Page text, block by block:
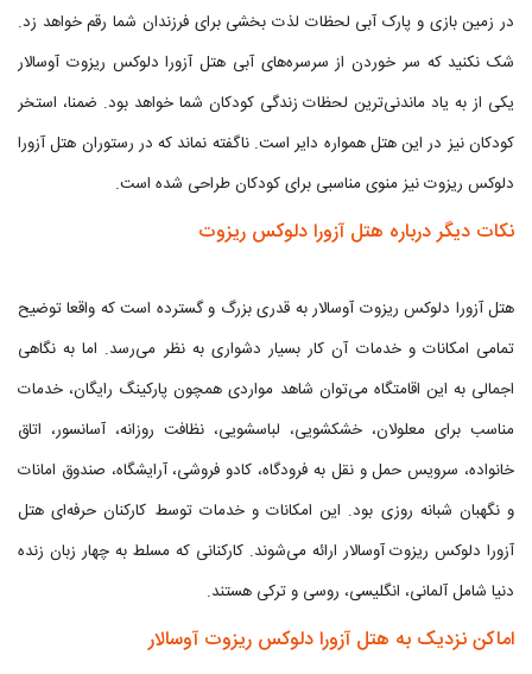
در زمین بازی و پارک آبی لحظات لذت بخشی برای فرزندان شما رقم خواهد زد.
شک نکنید که سر خوردن از سرسره‌های آبی هتل آزورا دلوکس ریزوت آوسالار
یکی از به یاد ماندنی‌ترین لحظات زندگی کودکان شما خواهد بود. ضمنا، استخر
کودکان نیز در این هتل همواره دایر است. ناگفته نماند که در رستوران هتل آزورا
دلوکس ریزوت نیز منوی مناسبی برای کودکان طراحی شده است.
نکات دیگر درباره هتل آزورا دلوکس ریزوت
هتل آزورا دلوکس ریزوت آوسالار به قدری بزرگ و گسترده است که واقعا توضیح
تمامی امکانات و خدمات آن کار بسیار دشواری به نظر می‌رسد. اما به نگاهی
اجمالی به این اقامتگاه می‌توان شاهد مواردی همچون پارکینگ رایگان، خدمات
مناسب برای معلولان، خشکشویی، لباسشویی، نظافت روزانه، آسانسور، اتاق
خانواده، سرویس حمل و نقل به فرودگاه، کادو فروشی، آرایشگاه، صندوق امانات
و نگهبان شبانه روزی بود. این امکانات و خدمات توسط کارکنان حرفه‌ای هتل
آزورا دلوکس ریزوت آوسالار ارائه می‌شوند. کارکنانی که مسلط به چهار زبان زنده
دنیا شامل آلمانی، انگلیسی، روسی و ترکی هستند.
اماکن نزدیک به هتل آزورا دلوکس ریزوت آوسالار